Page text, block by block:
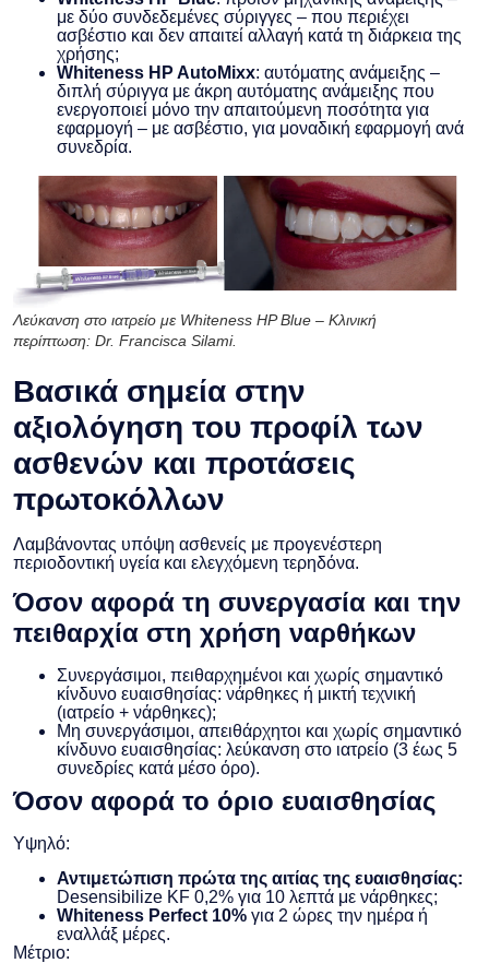
με δύο συνδεδεμένες σύριγγες – που περιέχει
ασβέστιο και δεν απαιτεί αλλαγή κατά τη διάρκεια της
χρήσης;
Whiteness HP AutoMixx: αυτόματης ανάμειξης –
διπλή σύριγγα με άκρη αυτόματης ανάμειξης που
ενεργοποιεί μόνο την απαιτούμενη ποσότητα για
εφαρμογή – με ασβέστιο, για μοναδική εφαρμογή ανά
συνεδρία.
Λεύκανση στο ιατρείο με Whiteness HP Blue – Κλινική
περίπτωση: Dr. Francisca Silami.
Βασικά σημεία στην
αξιολόγηση του προφίλ των
ασθενών και προτάσεις
πρωτοκόλλων
Λαμβάνοντας υπόψη ασθενείς με προγενέστερη
περιοδοντική υγεία και ελεγχόμενη τερηδόνα.
Όσον αφορά τη συνεργασία και την
πειθαρχία στη χρήση ναρθήκων
Συνεργάσιμοι, πειθαρχημένοι και χωρίς σημαντικό
κίνδυνο ευαισθησίας: νάρθηκες ή μικτή τεχνική
(ιατρείο + νάρθηκες);
Μη συνεργάσιμοι, απειθάρχητοι και χωρίς σημαντικό
κίνδυνο ευαισθησίας: λεύκανση στο ιατρείο (3 έως 5
συνεδρίες κατά μέσο όρο).
Όσον αφορά το όριο ευαισθησίας
Υψηλό:
Αντιμετώπιση πρώτα της αιτίας της ευαισθησίας:
Desensibilize KF 0,2% για 10 λεπτά με νάρθηκες;
Whiteness Perfect 10% για 2 ώρες την ημέρα ή
εναλλάξ μέρες.
Μέτριο: